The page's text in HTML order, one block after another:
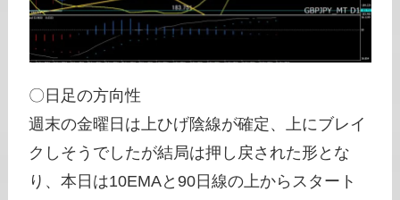
〇日足の方向性
週末の金曜日は上ひげ陰線が確定、上にブレイ
クしそうでしたが結局は押し戻された形とな
り、本日は10EMAと90日線の上からスタート